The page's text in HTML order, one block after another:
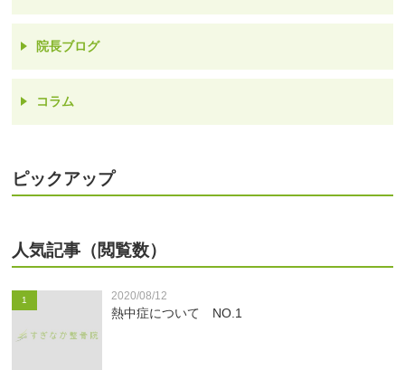
院長ブログ
コラム
ピックアップ
人気記事（閲覧数）
1 2020/08/12
熱中症について NO.1